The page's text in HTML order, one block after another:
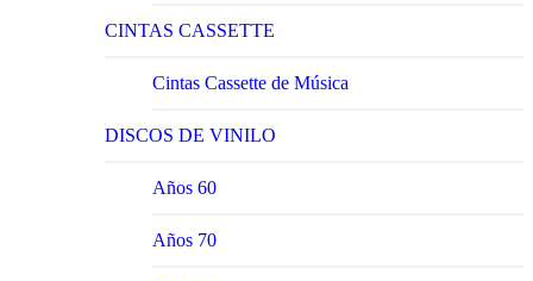
CINTAS CASSETTE
Cintas Cassette de Música
DISCOS DE VINILO
Años 60
Años 70